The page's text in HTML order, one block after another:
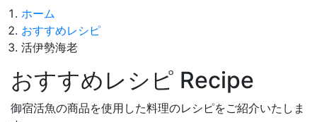
ホーム
おすすめレシピ
活伊勢海老
おすすめレシピ Recipe
御宿活魚の商品を使用した料理のレシピをご紹介いたしま